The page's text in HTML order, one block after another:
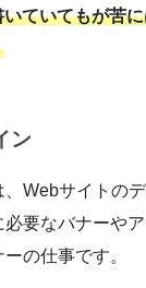
ていてもが苦
ン
Webサイトの
要なバナーや
の仕事です。